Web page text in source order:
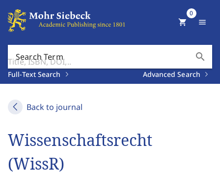
Search Term search
Full-Text Search Advanced Search
shopping_cart
0
menu
Back to journal
Wissenschaftsrecht
(WissR)